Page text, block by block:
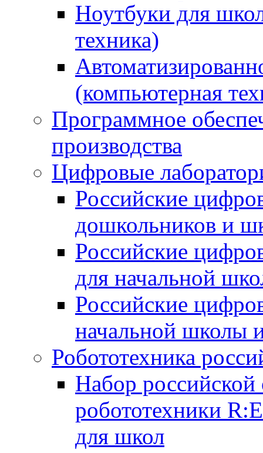
Ноутбуки для
техника)
(компьютерная
Программное
производства
Цифровые
Российские
дошкольников и
Российские
для начальной
Российские
начальной школы
Робототехника
Набор российской
робототехники
для школ